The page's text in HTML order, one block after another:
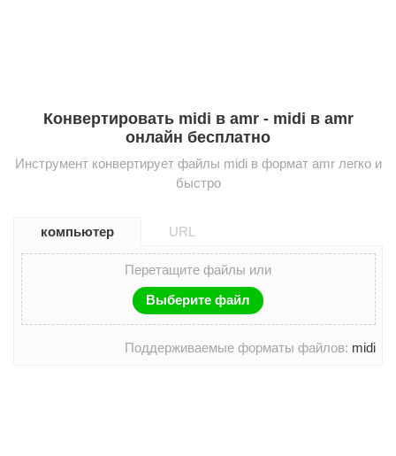
Конвертировать midi в amr - midi в amr
онлайн бесплатно
Инструмент конвертирует файлы midi в формат amr легко и
быстро
компьютер URL
Перетащите файлы или
Выберите файл
Поддерживаемые форматы файлов: midi